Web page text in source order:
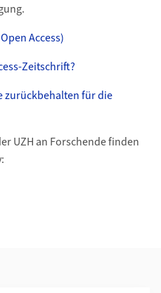
Access)
Zeitschrift?
zurückbehalten für die
UZH an Forschende finden